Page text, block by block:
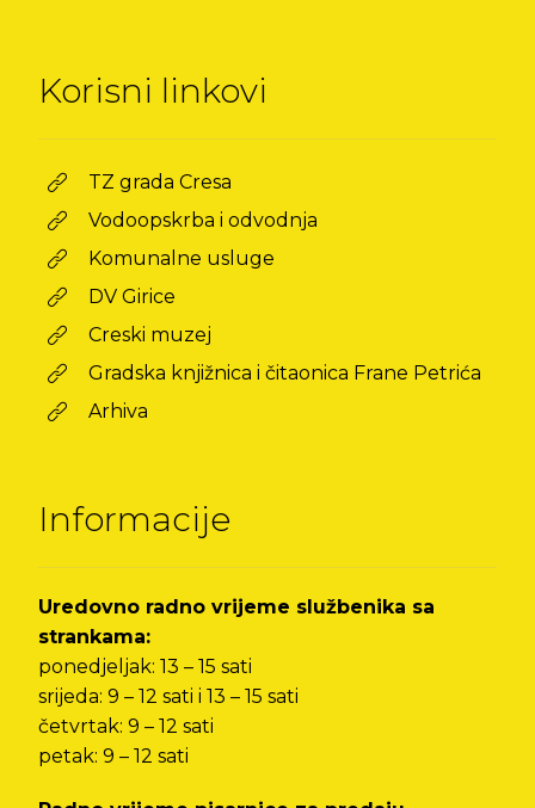
Korisni linkovi
TZ grada Cresa
Vodoopskrba i odvodnja
Komunalne usluge
DV Girice
Creski muzej
Gradska knjižnica i čitaonica Frane Petrića
Arhiva
Informacije
Uredovno radno vrijeme službenika sa
strankama:
ponedjeljak: 13 – 15 sati
srijeda: 9 – 12 sati i 13 – 15 sati
četvrtak: 9 – 12 sati
petak: 9 – 12 sati